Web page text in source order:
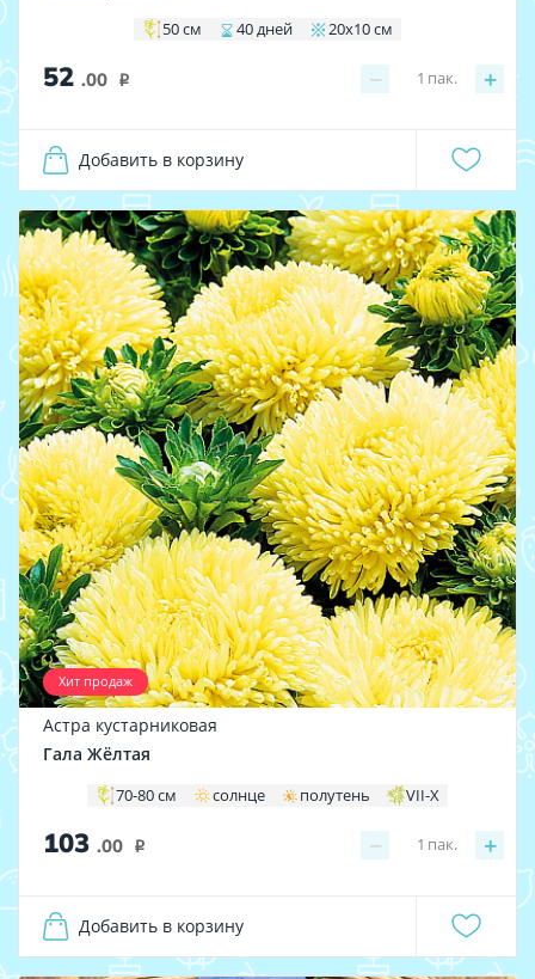
50 см 40 дней 20х10 см
52 .00 i − +
1 пак.
Добавить в корзину
Хит продаж
Астра кустарниковая
Гала Жёлтая
70-80 см солнце полутень VII-X
103 .00 i − +
1 пак.
Добавить в корзину